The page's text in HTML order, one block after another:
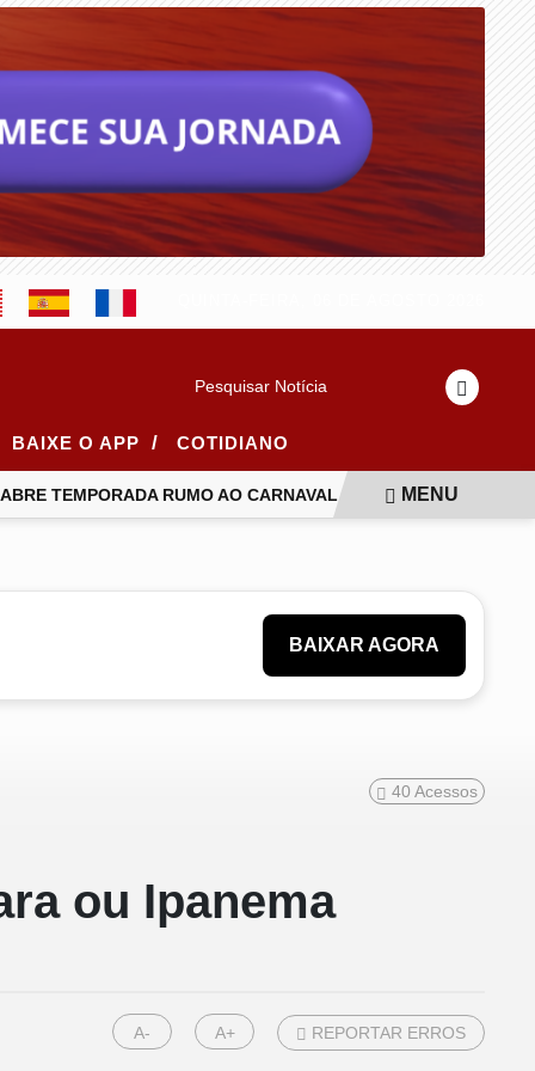
Pesquisar Notícia
BAIXE O APP / COTIDIANO
TEMPORADA RUMO AO CARNAVAL 2027 COM GRANDE
MENU
BAIXAR AGORA
40 Acessos
ou Ipanema
A- A+ REPORTAR ERROS